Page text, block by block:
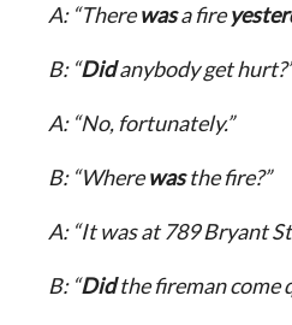
A: “Therewasa fire
B: “Didanybody get
A: “No, fortunately.”
B: “Wherewasthe fire?”
A: “It was at 789 Bryant
B: “Didthe fireman come